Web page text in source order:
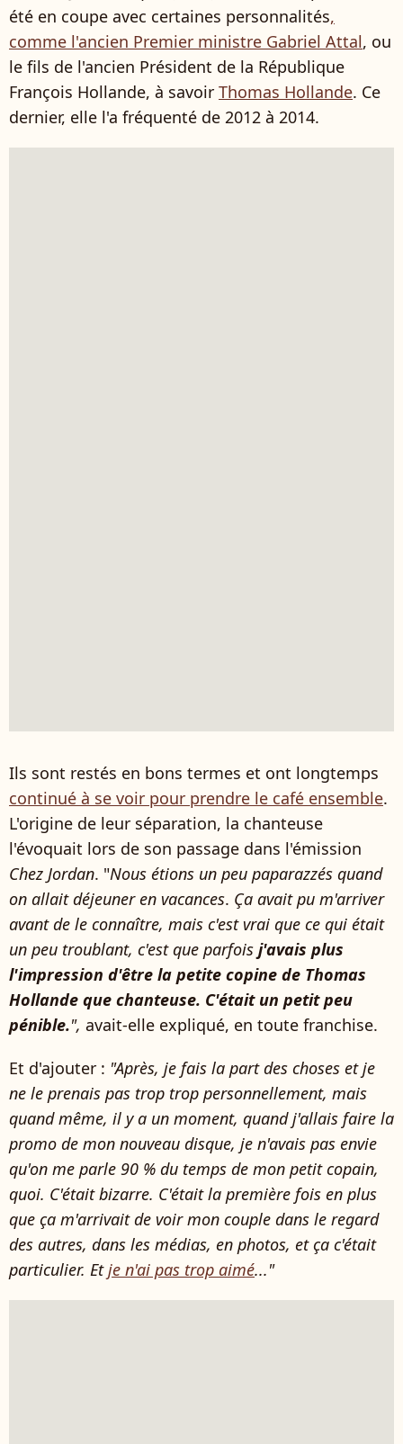
été en coupe avec certaines personnalités,
comme l'ancien Premier ministre Gabriel Attal, ou
le fils de l'ancien Président de la République
François Hollande, à savoir Thomas Hollande. Ce
dernier, elle l'a fréquenté de 2012 à 2014.
Ils sont restés en bons termes et ont longtemps
continué à se voir pour prendre le café ensemble.
L'origine de leur séparation, la chanteuse
l'évoquait lors de son passage dans l'émission
Chez Jordan. "Nous étions un peu paparazzés quand
on allait déjeuner en vacances. Ça avait pu m'arriver
avant de le connaître, mais c'est vrai que ce qui était
un peu troublant, c'est que parfois j'avais plus
l'impression d'être la petite copine de Thomas
Hollande que chanteuse. C'était un petit peu
pénible.", avait-elle expliqué, en toute franchise.
Et d'ajouter : "Après, je fais la part des choses et je
ne le prenais pas trop trop personnellement, mais
quand même, il y a un moment, quand j'allais faire la
promo de mon nouveau disque, je n'avais pas envie
qu'on me parle 90 % du temps de mon petit copain,
quoi. C'était bizarre. C'était la première fois en plus
que ça m'arrivait de voir mon couple dans le regard
des autres, dans les médias, en photos, et ça c'était
particulier. Etje n'ai pas trop aimé..."